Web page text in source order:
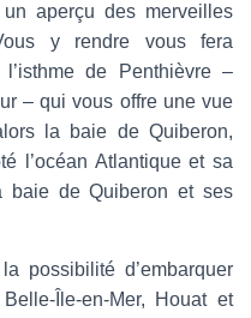
aperçu des merveilles
y rendre vous fera
de Penthièvre –
– qui vous offre une vue
la baie de Quiberon,
l’océan Atlantique et sa
baie de Quiberon et ses
possibilité d’embarquer
Île-en-Mer, Houat et